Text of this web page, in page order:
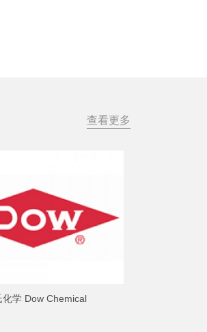
查看更多
化学 Dow Chemical